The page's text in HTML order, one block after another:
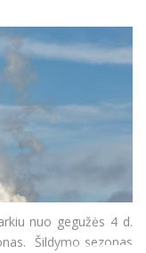
nuo gegužės 4 d.
Šildymo sezonas